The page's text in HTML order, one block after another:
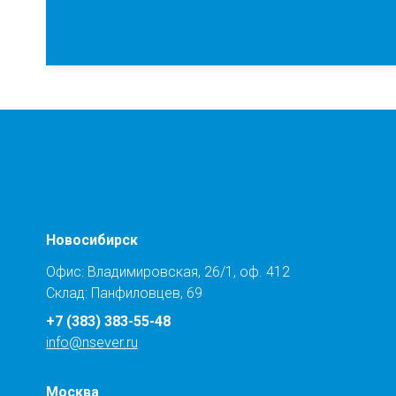
Новосибирск
Офис: Владимировская, 26/1, оф. 412
Склад: Панфиловцев, 69
+7 (383) 383-55-48
info@nsever.ru
Москва